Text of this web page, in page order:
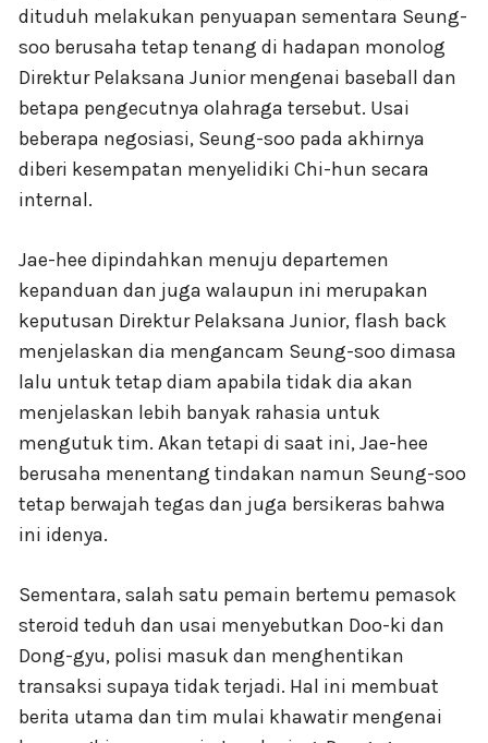
dituduh melakukan penyuapan sementara Seung-
soo berusaha tetap tenang di hadapan monolog
Direktur Pelaksana Junior mengenai baseball dan
betapa pengecutnya olahraga tersebut. Usai
beberapa negosiasi, Seung-soo pada akhirnya
diberi kesempatan menyelidiki Chi-hun secara
internal.
Jae-hee dipindahkan menuju departemen
kepanduan dan juga walaupun ini merupakan
keputusan Direktur Pelaksana Junior, flash back
menjelaskan dia mengancam Seung-soo dimasa
lalu untuk tetap diam apabila tidak dia akan
menjelaskan lebih banyak rahasia untuk
mengutuk tim. Akan tetapi di saat ini, Jae-hee
berusaha menentang tindakan namun Seung-soo
tetap berwajah tegas dan juga bersikeras bahwa
ini idenya.
Sementara, salah satu pemain bertemu pemasok
steroid teduh dan usai menyebutkan Doo-ki dan
Dong-gyu, polisi masuk dan menghentikan
transaksi supaya tidak terjadi. Hal ini membuat
berita utama dan tim mulai khawatir mengenai